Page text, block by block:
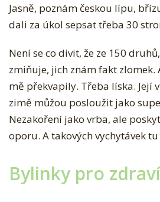
Jasně, poznám českou lípu,
dali za úkol sepsat třeba 30
Není se co divit, že ze 150
zmiňuje, jich znám fakt zlomek.
mě překvapily. Třeba líska. Její
zimě můžou posloužit jako
Nezakoření jako vrba, ale
oporu. A takových vychytávek
Bylinky pro